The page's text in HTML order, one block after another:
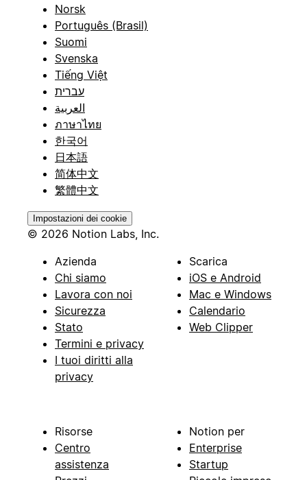
Norsk
Português (Brasil)
Suomi
Svenska
Tiếng Việt
עברית
العربية
ภาษาไทย
한국어
日本語
简体中文
繁體中文
Impostazioni dei cookie
© 2026 Notion Labs, Inc.
Azienda
Chi siamo
Lavora con noi
Sicurezza
Stato
Termini e privacy
I tuoi diritti alla
privacy
Scarica
iOS e Android
Mac e Windows
Calendario
Web Clipper
Risorse
Centro
assistenza
Notion per
Enterprise
Startup